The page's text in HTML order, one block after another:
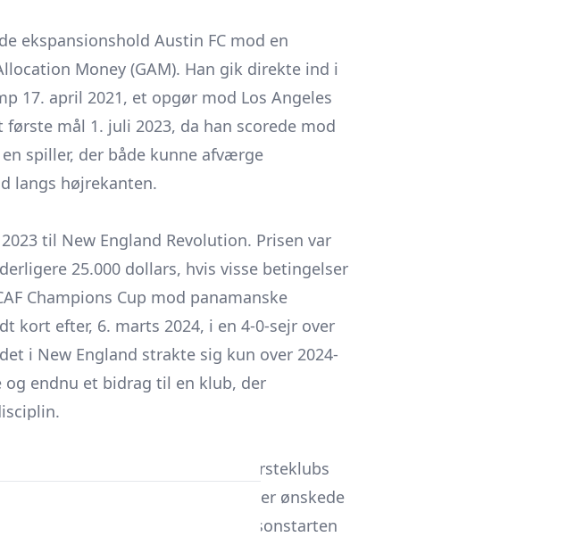
ekspansionshold Austin FC mod en
Money (GAM). Han gik direkte ind i
17. april 2021, et opgør mod Los Angeles
mål 1. juli 2023, da han scorede mod
spiller, der både kunne afværge
langs højrekanten.
til New England Revolution. Prisen var
25.000 dollars, hvis visse betingelser
Champions Cup mod panamanske
kort efter, 6. marts 2024, i en 4-0-sejr over
i New England strakte sig kun over 2024-
endnu et bidrag til en klub, der
2024 at vende hjem til sin førsteklubs
toårig aftale med Earthquakes, der ønskede
lokale identitet forud for sæsonstarten